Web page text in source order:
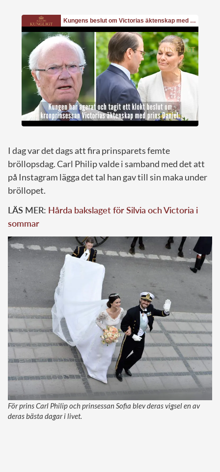
I dag var det dags att fira prinsparets femte
bröllopsdag. Carl Philip valde i samband med det att
på Instagram lägga det tal han gav till sin maka under
bröllopet.
LÄS MER: Hårda bakslaget för Silvia och Victoria i
sommar
För prins Carl Philip och prinsessan Sofia blev deras vigsel en av
deras bästa dagar i livet.